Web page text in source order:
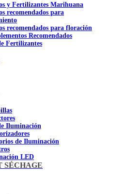
y Fertilizantes Marihuana
recomendados para
recomendados para floración
Recomendados
Fertilizantes
Iluminación
de Iluminación
LED
LEC
SÉCHAGE